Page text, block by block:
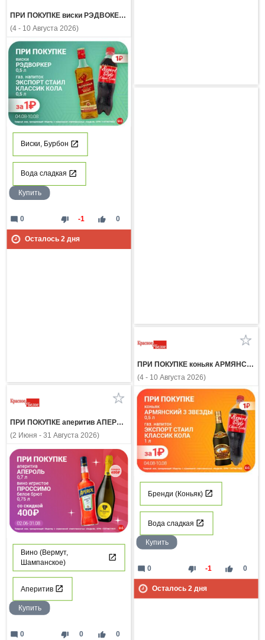
ПРИ ПОКУПКЕ виски РЭДВОКЕР 0,5л газ напиток ЭКСПОРТ СТАЙЛ КЛАССИК КОЛА 0,5л за 1 рубль
(4 - 10 Августа 2026)
Виски, Бурбон
Вода сладкая
Купить
thumb_down -1 thumb_up 0
mode_comment 0
Осталось 2 дня
ПРИ ПОКУПКЕ коньяк АРМЯНСКИЙ 3 ЗВЕЗДЫ 0,5л газ напиток ЭКСПОРТ СТАЙЛ КЛАССИК КОЛА 1 л за 1 рубль
(4 - 10 Августа 2026)
Бренди (Коньяк)
Вода сладкая
Купить
thumb_down -1 thumb_up 0
mode_comment 0
Осталось 2 дня
ПРИ ПОКУПКЕ аперитив АПЕРОЛЬ 0.7л вино игристое ПРОССИМО белое брют 0.75л со скидкой 400 рублей
(2 Июня - 31 Августа 2026)
Вино (Вермут,
Шампанское)
Аперитив
Купить
thumb_down 0 thumb_up 0
mode_comment 0